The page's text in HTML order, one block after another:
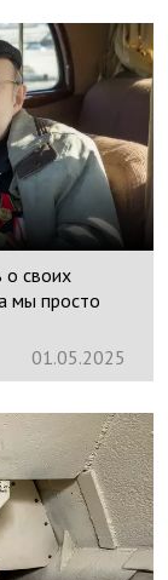
о своих
мы просто
01.05.2025